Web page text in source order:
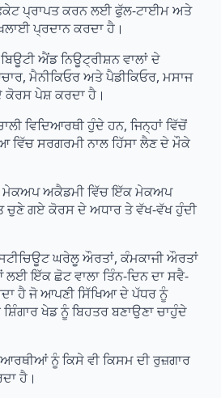
ਪ੍ਰਾਪਤ ਕਰਨ ਲਈ ਫੁੱਲ-ਟਾਈਮ ਅਤੇ
ਪ੍ਰਦਾਨ ਕਰਦਾ ਹੈ।
ਐਂਡ ਨਿਊਟ੍ਰੀਸ਼ਨ ਵਾਲਾਂ ਦੇ
ਮੈਨੀਕਿਓਰ ਅਤੇ ਪੈਡੀਕਿਓਰ, ਮਸਾਜ
ਕੋਰਸ ਪੇਸ਼ ਕਰਦਾ ਹੈ।
ਵਿਦਿਆਰਥੀ ਹੁੰਦੇ ਹਨ, ਜਿਨ੍ਹਾਂ ਵਿੱਚੋਂ
ਵਿੱਚ ਸਰਗਰਮੀ ਨਾਲ ਹਿੱਸਾ ਲੈਣ ਦੇ ਮੌਕੇ
ਮੇਕਅਪ ਅਕੈਡਮੀ ਵਿੱਚ ਇੱਕ ਮੇਕਅਪ
ਚੁਣੇ ਗਏ ਕੋਰਸ ਦੇ ਅਧਾਰ ਤੇ ਵੱਖ-ਵੱਖ ਹੁੰਦੀ
ਘਰੇਲੂ ਔਰਤਾਂ, ਕੰਮਕਾਜੀ ਔਰਤਾਂ
ਇੱਕ ਛੋਟ ਵਾਲਾ ਤਿੰਨ-ਦਿਨ ਦਾ ਸਵੈ-
ਹੈ ਜੋ ਆਪਣੀ ਸਿੱਖਿਆ ਦੇ ਪੱਧਰ ਨੂੰ
ਖੇਡ ਨੂੰ ਬਿਹਤਰ ਬਣਾਉਣਾ ਚਾਹੁੰਦੇ
ਨੂੰ ਕਿਸੇ ਵੀ ਕਿਸਮ ਦੀ ਰੁਜ਼ਗਾਰ
ਹੈ।